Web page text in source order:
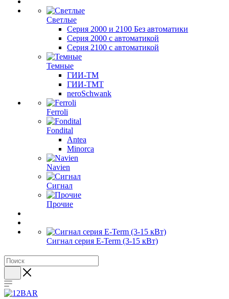
Светлые
Серия 2000 и 2100 Без автоматики
Серия 2000 с автоматикой
Серия 2100 с автоматикой
Темные
ГИИ-ТМ
ГИИ-ТМТ
neroSchwank
Ferroli
Fondital
Antea
Minorca
Navien
Сигнал
Прочие
Сигнал серия E-Term (3-15 кВт)